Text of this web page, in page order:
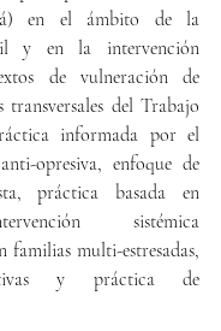
en el ámbito de la
y en la intervención
de vulneración de
transversales del Trabajo
informada por el
opresiva, enfoque de
práctica basada en
sistémica
familias multi-estresadas,
y práctica de